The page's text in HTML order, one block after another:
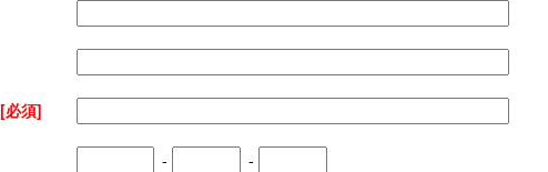
[必須]
- -